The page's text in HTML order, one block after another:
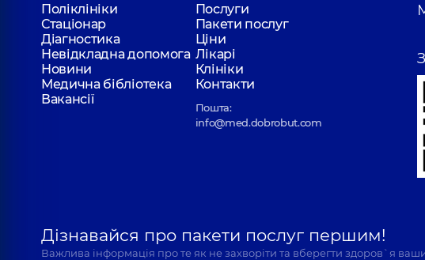
Поліклініки
Послуги
Стаціонар
Пакети послуг
Діагностика
Ціни
Невідкладна допомога Лікарі
Новини
Клініки
Медична бібліотека
Контакти
Вакансії
Пошта:
info@med.dobrobut.com
Дізнавайся про пакети послуг першим!
Важлива інформація про те як не захворіти та вберегти здоров`я